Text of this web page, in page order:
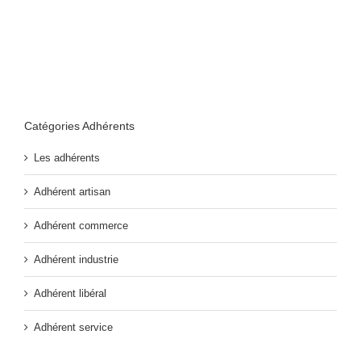
Catégories Adhérents
Les adhérents
Adhérent artisan
Adhérent commerce
Adhérent industrie
Adhérent libéral
Adhérent service